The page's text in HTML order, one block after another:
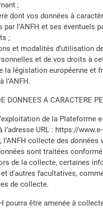
;
dont vos données à
par l’ANFH et ses éventuels
;
et modalités d’utilisation
et de vos droits à
la législation européenne et
l’ANFH.
DONNEES A CARACTERE
de la Plateforme
l’adresse URL : https://www.e-
collecte des données
sont traitées
de la collecte, certaines
d'autres facultatives,
de collecte.
pourra être amenée à